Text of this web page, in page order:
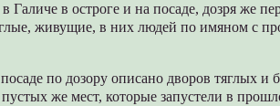
Галиче в остpоге и на посаде, дозpя же
живущие, в них людей по имяном с
по дозоpу описано двоpов тяглых
же мест, котоpые запустели в